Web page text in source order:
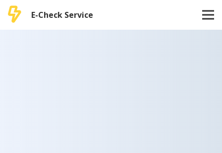
E-Check Service